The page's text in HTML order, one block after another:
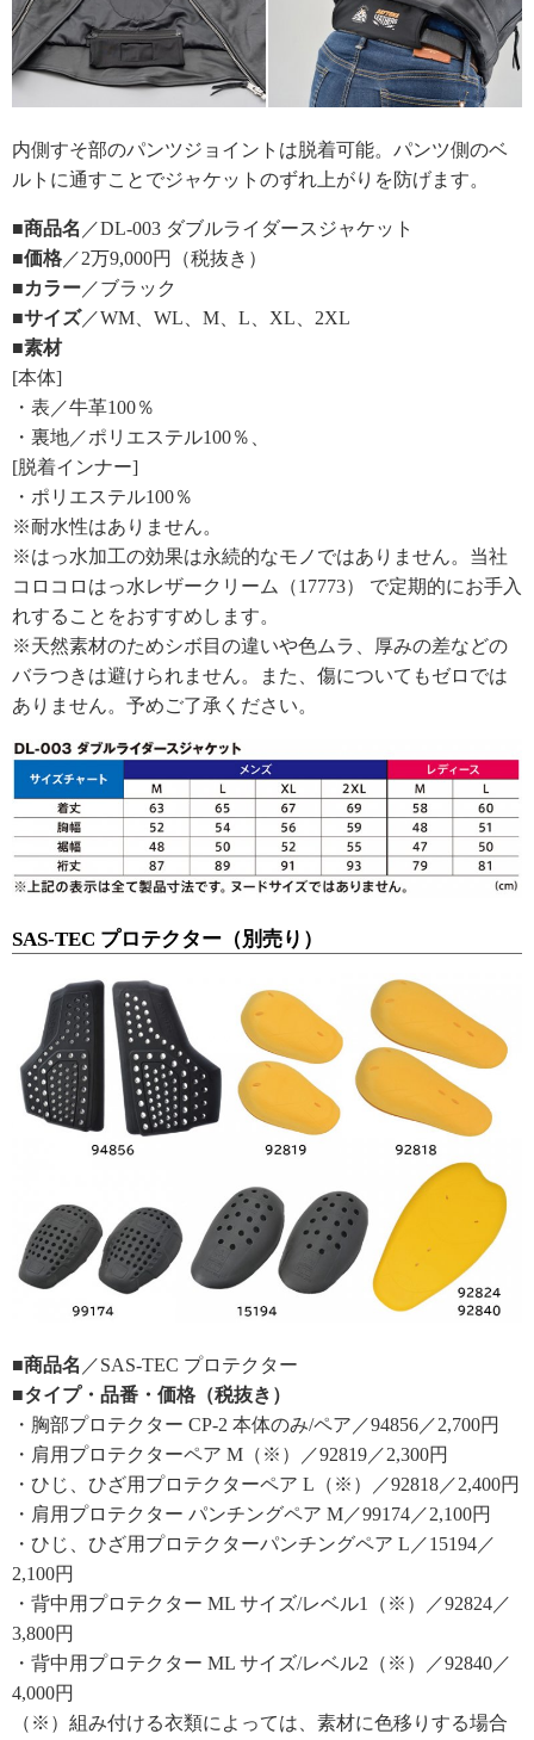
内側すそ部のパンツジョイントは脱着可能。パンツ側のベ
ルトに通すことでジャケットのずれ上がりを防げます。
■商品名 ／DL-003 ダブルライダースジャケット
■価格 ／2万9,000円（税抜き）
■カラー ／ブラック
■サイズ／WM、WL、M、L、XL、2XL
■素材
[本体]
・表／牛革100％
・裏地／ポリエステル100％、
[脱着インナー]
・ポリエステル100％
※耐水性はありません。
※はっ水加工の効果は永続的なモノではありません。当社
コロコロはっ水レザークリーム（17773） で定期的にお手入
れすることをおすすめします。
※天然素材のためシボ目の違いや色ムラ、厚みの差などの
バラつきは避けられません。また、傷についてもゼロでは
ありません。予めご了承ください。
SAS-TEC プロテクター（別売り）
■商品名 ／SAS-TEC プロテクター
■タイプ・品番・価格（税抜き）
・胸部プロテクター CP-2 本体のみ/ペア／94856／2,700円
・肩用プロテクターペア M（※）／92819／2,300円
・ひじ、ひざ用プロテクターペア L（※）／92818／2,400円
・肩用プロテクター パンチングペア M／99174／2,100円
・ひじ、ひざ用プロテクターパンチングペア L／15194／
2,100円
・背中用プロテクター ML サイズ/レベル1（※）／92824／
3,800円
・背中用プロテクター ML サイズ/レベル2（※）／92840／
4,000円
（※）組み付ける衣類によっては、素材に色移りする場合